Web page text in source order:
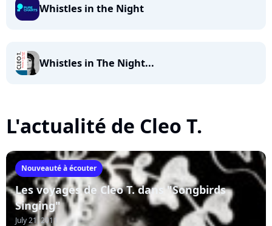
Whistles in the Night
Whistles in The Night...
L'actualité de Cleo T.
Nouveauté à écouter
Les voyages de Cleo T. dans "Songbirds
Singing"
July 21, 2011